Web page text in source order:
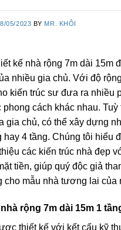
05/2023 BY MR. KHÔI
kế nhà rộng 7m dài 15m
nhiều gia chủ. Với độ
kiến trúc sư đưa ra nhiều
cách khác nhau. Tuỳ
gia chủ, có thể xây dựng
hay 4 tầng. Chúng tôi hiểu
các kiến trúc nhà đẹp
tiền, giúp quý độc giả
cho mẫu nhà tương lai của
rộng 7m dài 15m 1
thiết kế với kết cấu kỹ